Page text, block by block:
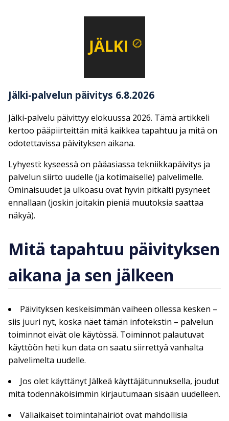
Jälki-palvelun päivitys 6.8.2026
Jälki-palvelu päivittyy elokuussa 2026. Tämä artikkeli
kertoo pääpiirteittän mitä kaikkea tapahtuu ja mitä on
odotettavissa päivityksen aikana.
Lyhyesti: kyseessä on pääasiassa tekniikkapäivitys ja
palvelun siirto uudelle (ja kotimaiselle) palvelimelle.
Ominaisuudet ja ulkoasu ovat hyvin pitkälti pysyneet
ennallaan (joskin joitakin pieniä muutoksia saattaa
näkyä).
Mitä tapahtuu päivityksen
aikana ja sen jälkeen
Päivityksen keskeisimmän vaiheen ollessa kesken –
siis juuri nyt, koska näet tämän infotekstin – palvelun
toiminnot eivät ole käytössä. Toiminnot palautuvat
käyttöön heti kun data on saatu siirrettyä vanhalta
palvelimelta uudelle.
Jos olet käyttänyt Jälkeä käyttäjätunnuksella, joudut
mitä todennäköisimmin kirjautumaan sisään uudelleen.
Väliaikaiset toimintahäiriöt ovat mahdollisia